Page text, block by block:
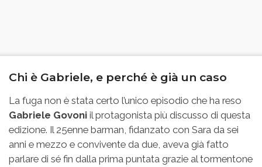
Chi è Gabriele, e perché è già un caso
La fuga non è stata certo l’unico episodio che ha reso
Gabriele Govoni il protagonista più discusso di questa
edizione. Il 25enne barman, fidanzato con Sara da sei
anni e mezzo e convivente da due, aveva già fatto
parlare di sé fin dalla prima puntata grazie al tormentone